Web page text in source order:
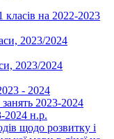
класів на 2022-2023
2023/2024
2023/2024
- 2024
2023-2024
2024 н.р.
щодо розвитку і